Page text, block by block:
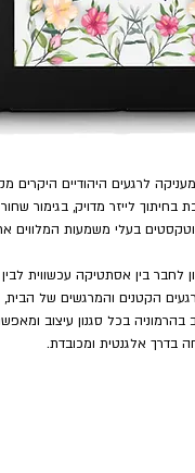
לרגעים היהודיים היקרים
לייזר מדויק, בגימור
בעלי משמעות המלווים את
לחבר בין אסתטיקה עכשווית
הקטנים והמרגשים של הבית,
בהרמוניה בכל סגנון עיצוב
בדרך אלגנטית ומכובדת.